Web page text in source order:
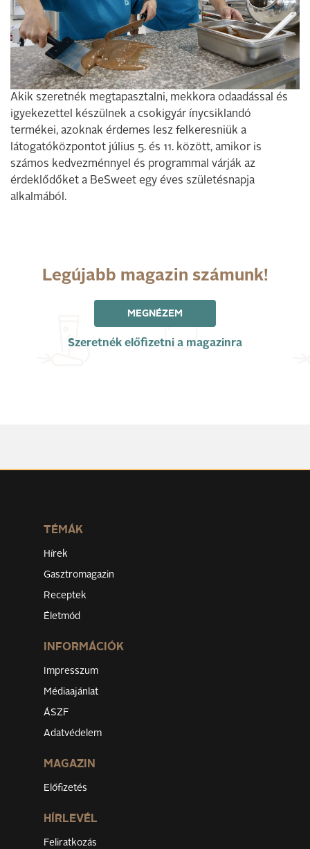
Akik szeretnék megtapasztalni, mekkora odaadással és
igyekezettel készülnek a csokigyár ínycsiklandó
termékei, azoknak érdemes lesz felkeresniük a
látogatóközpontot július 5. és 11. között, amikor is
számos kedvezménnyel és programmal várják az
érdeklődőket a BeSweet egy éves születésnapja
alkalmából.
Legújabb magazin számunk!
MEGNÉZEM
Szeretnék előfizetni a magazinra
TÉMÁK
Hírek
Gasztromagazin
Receptek
Életmód
INFORMÁCIÓK
Impresszum
Médiaajánlat
ÁSZF
Adatvédelem
MAGAZIN
Előfizetés
HÍRLEVÉL
Feliratkozás